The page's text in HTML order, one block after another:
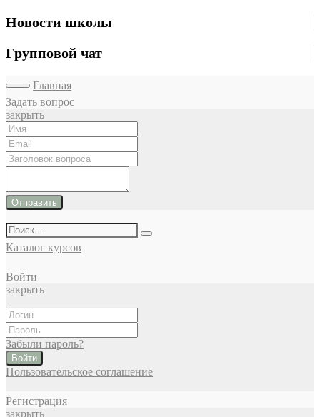
Новости школы
Групповой чат
Главная
Задать вопрос
закрыть
Отправить
Каталог курсов
Войти
закрыть
Забыли пароль?
Войти
Пользовательское соглашение
Регистрация
закрыть